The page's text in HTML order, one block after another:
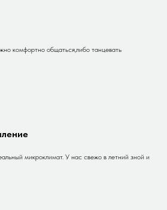
комфортно общаться,либо танцевать
микроклимат. У нас свежо в летний зной и